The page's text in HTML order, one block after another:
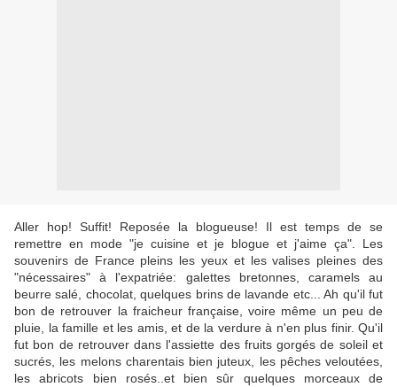
Aller hop! Suffit! Reposée la blogueuse! Il est temps de se
remettre en mode "je cuisine et je blogue et j'aime ça". Les
souvenirs de France pleins les yeux et les valises pleines des
"nécessaires" à l'expatriée: galettes bretonnes, caramels au
beurre salé, chocolat, quelques brins de lavande etc... Ah qu'il fut
bon de retrouver la fraicheur française, voire même un peu de
pluie, la famille et les amis, et de la verdure à n'en plus finir. Qu'il
fut bon de retrouver dans l'assiette des fruits gorgés de soleil et
sucrés, les melons charentais bien juteux, les pêches veloutées,
les abricots bien rosés..et bien sûr quelques morceaux de